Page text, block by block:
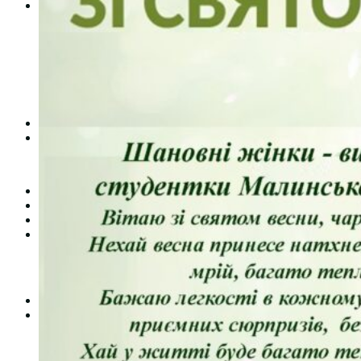
Студентам
Денна форма навчання
Заочна форма навчання
Міжнародне співробітництво для викладачів
Міжнародне співробітництво для студентів
Угоди та договори
Публічність
Кваліфікаційний центр МФК
Нормативно-правова база
Майстри сервісних центрів
Про формальну, неформальну та інформальну освіту